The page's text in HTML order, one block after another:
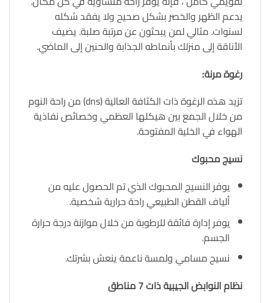
يدعم الظهر والخصر بشكل صحيح ولا يفقد شكله
لسنوات. مثالي لمن يبحثون عن مرتبة صلبة. يضيف
الأناقة إلى منزلك بأنماطه الجذابة والحنين إلى الماضي.
رغوة مرنة:
تزيد هذه الرغوة ذات الكثافة العالية (dns) من راحة النوم
من خلال الجمع بين هيكلها العظمي وخصائص نفاذية
الهواء في الخلية المفتوحة.
نسيج محبوك
يوفر النسيج المحبوك الذي تم الحصول عليه من
ألياف القطن الطبيعي راحة حرارية شخصية.
يوفر إدارة فائقة للرطوبة من خلال موازنة درجة حرارة
الجسم.
نسيج مسامي ولمسة ناعمة ينعش بشرتك.
نظام النوابض الجيبية ذات 7 مناطق